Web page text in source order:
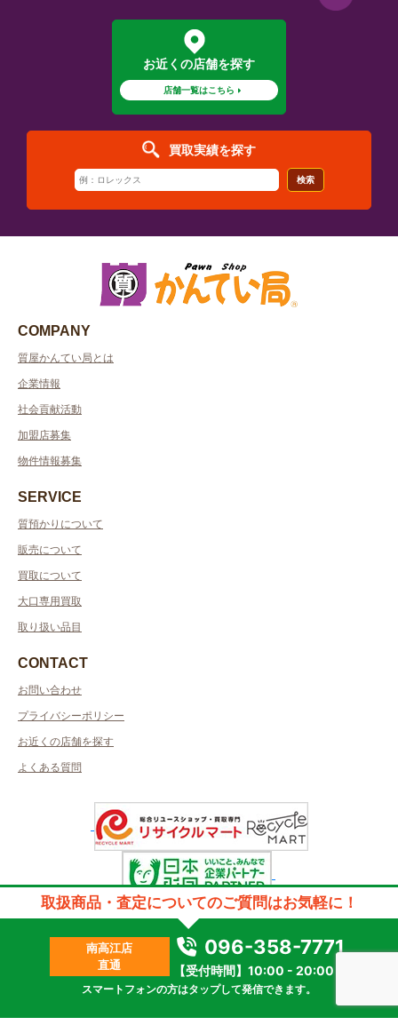
お近くの店舗を探す
店舗一覧はこちら
買取実績を探す
検索
COMPANY
質屋かんてい局とは
企業情報
社会貢献活動
加盟店募集
物件情報募集
SERVICE
質預かりについて
販売について
買取について
大口専用買取
取り扱い品目
CONTACT
お問い合わせ
プライバシーポリシー
お近くの店舗を探す
よくある質問
許可管轄：熊本県公安委員会
古物商許可番号：第931020001326号／取得者名：株式会社英和実業
質屋許可番号：第931020001326号／取得者名：株式会社英和実業
2023 © kanteikyoku.jp allrights reseved.
取扱商品・査定についてのご質問はお気軽に！
南高江店
直通
096-358-7771
【受付時間】10:00 - 20:00
スマートフォンの方はタップして発信できます。